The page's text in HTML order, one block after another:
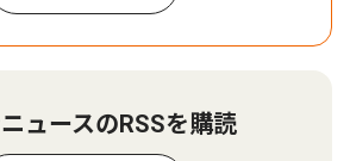
ュースのRSSを購読